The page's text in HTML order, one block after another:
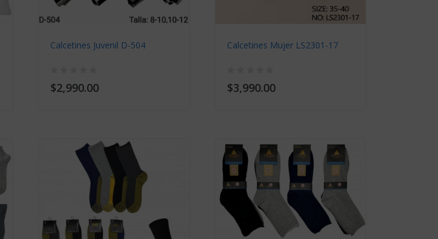
Calcetines Juvenil D-504
$2,990.00
Calcetines Mujer LS2301-17
$3,990.00